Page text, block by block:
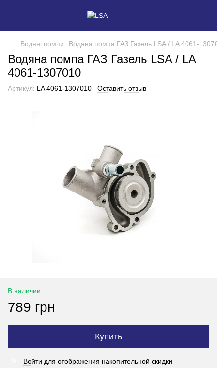
Водяні помпи Водяна помпа ГАЗ Газель LSA / LA 4061-
Водяна помпа ГАЗ Газель LSA / LA
4061-1307010
Артикул: LA 4061-1307010 Оставить отзыв
В наличии
789 грн
Купить
Войти для отображения накопительной скидки